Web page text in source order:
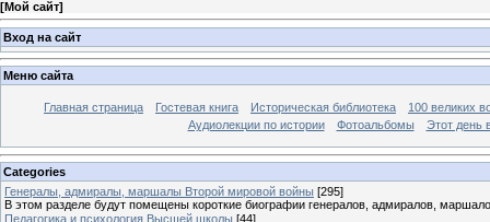
[Мой сайт]
Вход на сайт
Меню сайта
Главная страница Гостевая книга Историческая библиотека
100 великих
Аудиолекции по истории
Фотоальбомы Этот день
Categories
Генералы, адмиралы, маршалы Второй мировой войны [295]
В этом разделе будут помещены короткие биографии генералов, адмиралов,
Педагогика и психология Высшей школы [44]